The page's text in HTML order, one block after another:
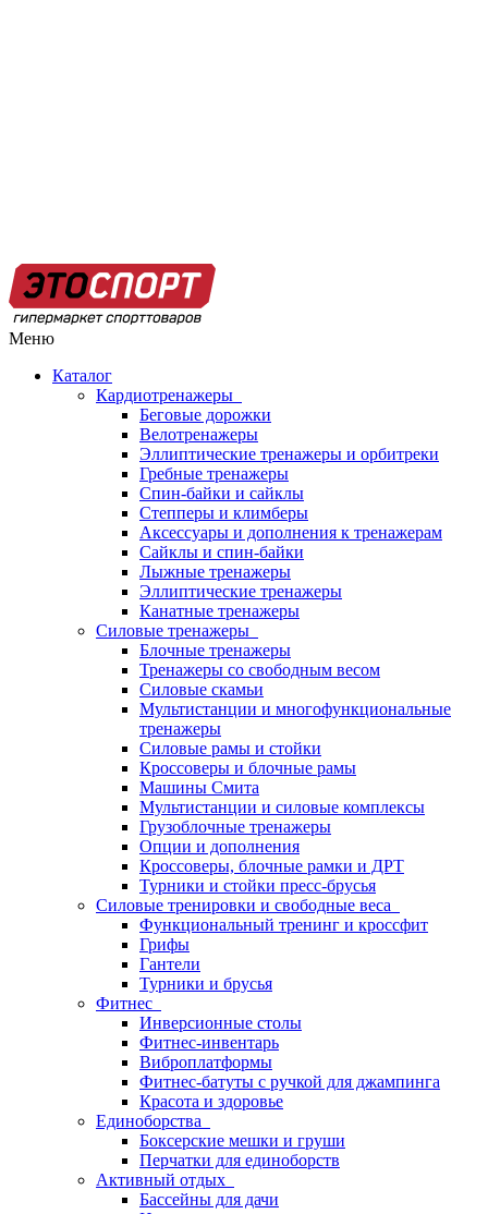
Меню
Каталог
Кардиотренажеры
Беговые дорожки
Велотренажеры
Эллиптические тренажеры и орбитреки
Гребные тренажеры
Спин-байки и сайклы
Степперы и климберы
Аксессуары и дополнения к тренажерам
Сайклы и спин-байки
Лыжные тренажеры
Эллиптические тренажеры
Канатные тренажеры
Силовые тренажеры
Блочные тренажеры
Тренажеры со свободным весом
Силовые скамьи
Мультистанции и многофункциональные
тренажеры
Силовые рамы и стойки
Кроссоверы и блочные рамы
Машины Смита
Мультистанции и силовые комплексы
Грузоблочные тренажеры
Опции и дополнения
Кроссоверы, блочные рамки и ДРТ
Турники и стойки пресс-брусья
Силовые тренировки и свободные веса
Функциональный тренинг и кроссфит
Грифы
Гантели
Турники и брусья
Фитнес
Инверсионные столы
Фитнес-инвентарь
Виброплатформы
Фитнес-батуты с ручкой для джампинга
Красота и здоровье
Единоборства
Боксерские мешки и груши
Перчатки для единоборств
Активный отдых
Бассейны для дачи